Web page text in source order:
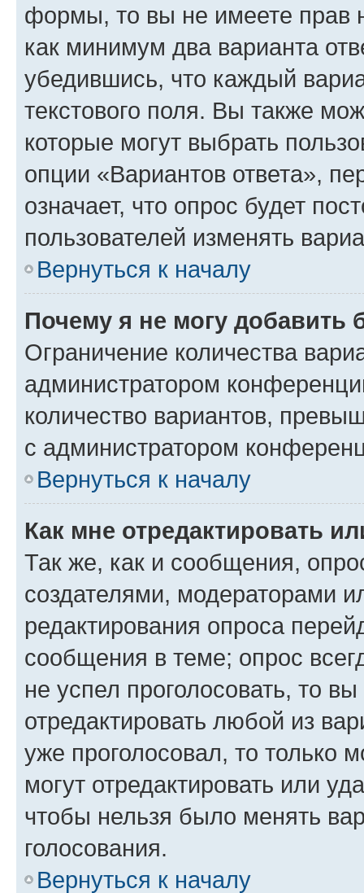
формы, то вы не имеете прав
как минимум два варианта
убедившись, что каждый
текстового поля. Вы также
которые могут выбрать
опции «Вариантов ответа»,
означает, что опрос будет
пользователей изменять
Вернуться к началу
Почему я не могу добавить
Ограничение количества
администратором
количество вариантов,
с администратором
Вернуться к началу
Как мне отредактировать
Так же, как и сообщения,
создателями, модераторами
редактирования опроса
сообщения в теме; опрос
не успел проголосовать, то
отредактировать любой из
уже проголосовал, то только
могут отредактировать или
чтобы нельзя было менять
голосования.
Вернуться к началу